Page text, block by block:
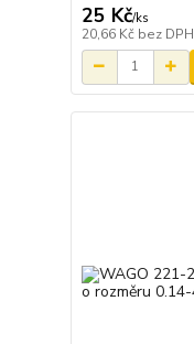
25 Kč/ks
20,66 Kč bez DPH